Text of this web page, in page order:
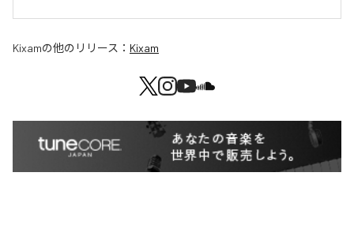
Kixamの他のリリース： Kixam